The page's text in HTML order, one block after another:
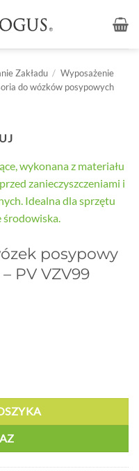
Zakładu / Wyposażenie
do wózków posypowych
posypowy
PV VZV99